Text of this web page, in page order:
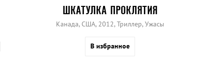
ШКАТУЛКА ПРОКЛЯТИЯ
Канада, США, 2012, Триллер, Ужасы
В избранное